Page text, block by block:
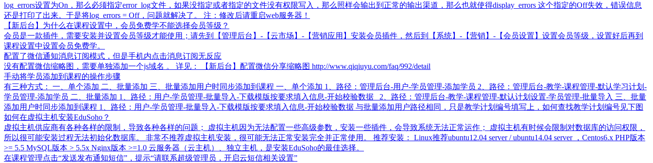
log_errors设置为On，那么必须指定error_log文件，如果没指定或者指定的文件没有权限写入，那么照样会输出到正常的输出渠道，那么也就使得display_errors 这个指定的Off失效，错误信息
还是打印了出来。于是将log_errors = Off，问题就解决了。 注：修改后请重启web服务器！
【新后台】为什么在课程设置中，会员免费学不能选择会员等级？
会员是一款插件，需要安装并设置会员等级才能使用；请先到【管理后台】-【云市场】-【营销应用】安装会员插件，然后到【系统】-【营销】-【会员设置】设置会员等级，设置好后再到
课程设置中设置会员免费学。
配置了微信通知消息订阅模式，但是手机内点击消息订阅无反应
没有配置微信缩略图，需要单独添加一个js域名 。 详见： 【新后台】配置微信分享缩略图 http://www.qiqiuyu.com/faq/992/detail
手动将学员添加到课程的操作步骤
有三种方式： 一、单个添加 二、批量添加 三、批量添加用户时同步添加到课程 一、单个添加 1、路径：管理后台-用户-学员管理-添加学员 2、路径：管理后台-教学-课程管理-默认学习计划-
学员管理-添加学员 二、批量添加 1、路径：用户-学员管理-批量导入-下载模版按要求填入信息-开始校验数据 2、路径：管理后台-教学-课程管理-默认计划设置-学员管理-批量导入 三、批量
添加用户时同步添加到课程 1、路径：用户-学员管理-批量导入-下载模版按要求填入信息-开始校验数据 与批量添加用户路径相同，只是教学计划编号填写上，如何查找教学计划编号见下图
如何在虚拟主机安装EduSoho？
虚拟主机供应商有各种各样的限制，导致各种各样的问题； 虚拟主机因为无法配置一些高级参数，安装一些插件，会导致系统无法正常运作； 虚拟主机有时候会限制对数据库的访问权限，
所以很可能安装过程无法初始化数据库。 非常不推荐虚拟主机安装，很可能无法正常安装完全并正常使用。 推荐安装： Linux推荐ubuntu12.04 server / ubuntu14.04 server ，Centos6.x PHP版本
>= 5.5 MySQL版本 > 5.5x Nginx版本 >=1.0 云服务器（云主机）、独立主机，是安装EduSoho的最佳选择。
在课程管理点击“发送发布通知短信”，提示“请联系超级管理员，开启云短信相关设置”